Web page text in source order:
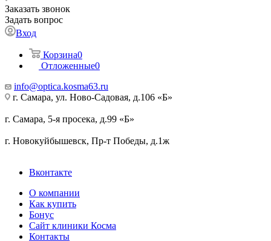
Заказать звонок
Задать вопрос
Вход
Корзина0
Отложенные0
info@optica.kosma63.ru
г. Самара, ул. Ново-Садовая, д.106 «Б»
г. Самара, 5-я просека, д.99 «Б»
г. Новокуйбышевск, Пр-т Победы, д.1ж
Вконтакте
О компании
Как купить
Бонус
Сайт клиники Косма
Контакты